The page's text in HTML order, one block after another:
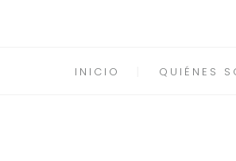
INICIO QUIÉNES